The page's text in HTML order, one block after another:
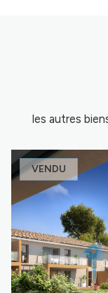
les autres
VENDU